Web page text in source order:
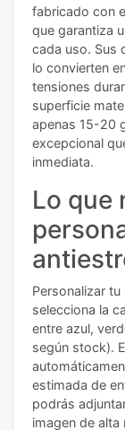
fabricado con
que garantiza
cada uso. Sus
lo convierten
tensiones
superficie
apenas 15-20
excepcional
inmediata.
Lo que
Personalizar
selecciona la
entre azul,
según stock).
estimada de
podrás
imagen de alta